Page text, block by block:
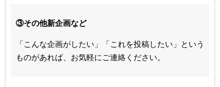
③その他新企画など
「こんな企画がしたい」「これを投稿したい」という
ものがあれば、お気軽にご連絡ください。